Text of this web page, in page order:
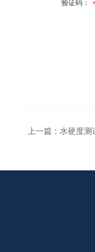
验证码：
上一篇： 水硬度测